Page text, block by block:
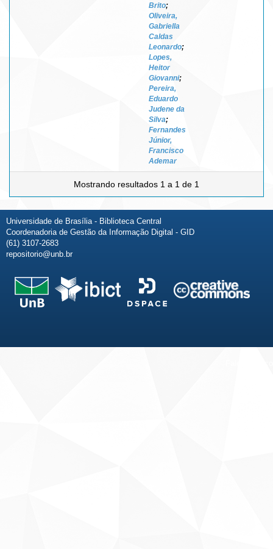
Brito;
Oliveira,
Gabriella
Caldas
Leonardo;
Lopes,
Heitor
Giovanni;
Pereira,
Eduardo
Judene da
Silva;
Fernandes
Júnior,
Francisco
Ademar
Mostrando resultados 1 a 1 de 1
Universidade de Brasília - Biblioteca Central
Coordenadoria de Gestão da Informação Digital - GID
(61) 3107-2683
repositorio@unb.br